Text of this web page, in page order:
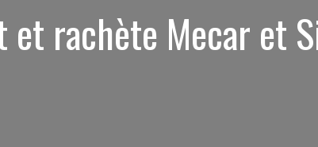
et rachète Mecar et